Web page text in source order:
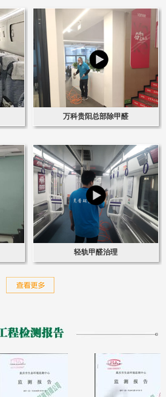
万科贵阳总部除甲醛
轻轨甲醛治理